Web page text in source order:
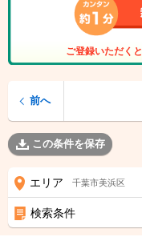
ご登録いただくと
前へ
この条件を保存
エリア 千葉市美浜区
検索条件